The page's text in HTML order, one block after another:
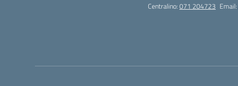
Centralino:071 204723 Email: